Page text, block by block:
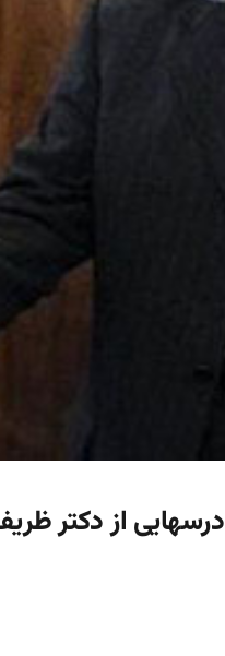
درسهایی از دکتر